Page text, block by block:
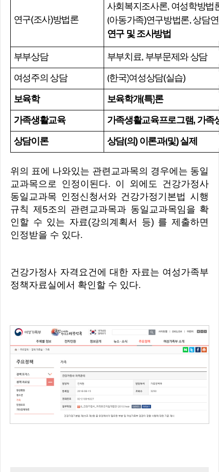
연구(조사)방법론
사회복지조사론, 여성학방법
(아동가족)연구방법론,상담
연구 및 조사방법
부부상담 부부치료, 부부문제와 상담
여성주의 상담 (한국)여성상담(실습)
보육학 보육학개(특)론
가족생활교육 가족생활교육프로그램, 가족
상담이론 상담(의)이론과(및)실제
위의 표에 나와있는 관련교과목의 경우에는 동일
교과목으로 인정이된다. 이 외에도 건강가정사
동일교과목 인정신청서와 건강가정기본법 시행
규칙 제5조의 관련교과목과 동일교과목임을 확
인할 수 있는 자료(강의계획서 등) 를 제출하면
인정받을 수 있다.
건강가정사 자격요건에 대한 자료는 여성가족부
정책자료실에서 확인할 수 있다.